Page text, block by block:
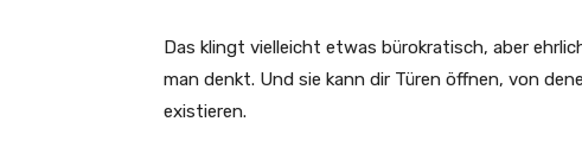
Das klingt vielleicht etwas bürokratisch, aber
man denkt. Und sie kann dir Türen öffnen, von
existieren.